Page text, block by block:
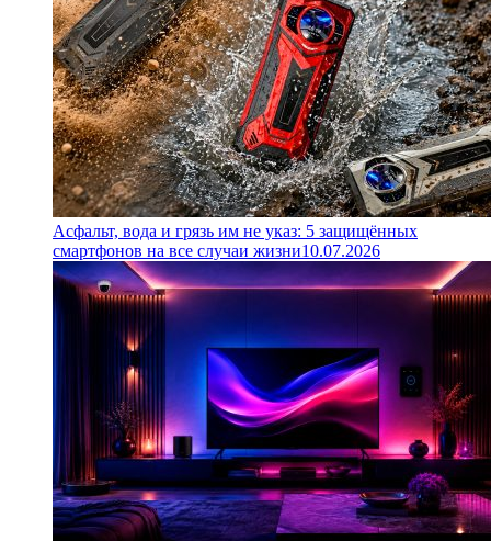
Асфальт, вода и грязь им не указ: 5 защищённых
смартфонов на все случаи жизни10.07.2026